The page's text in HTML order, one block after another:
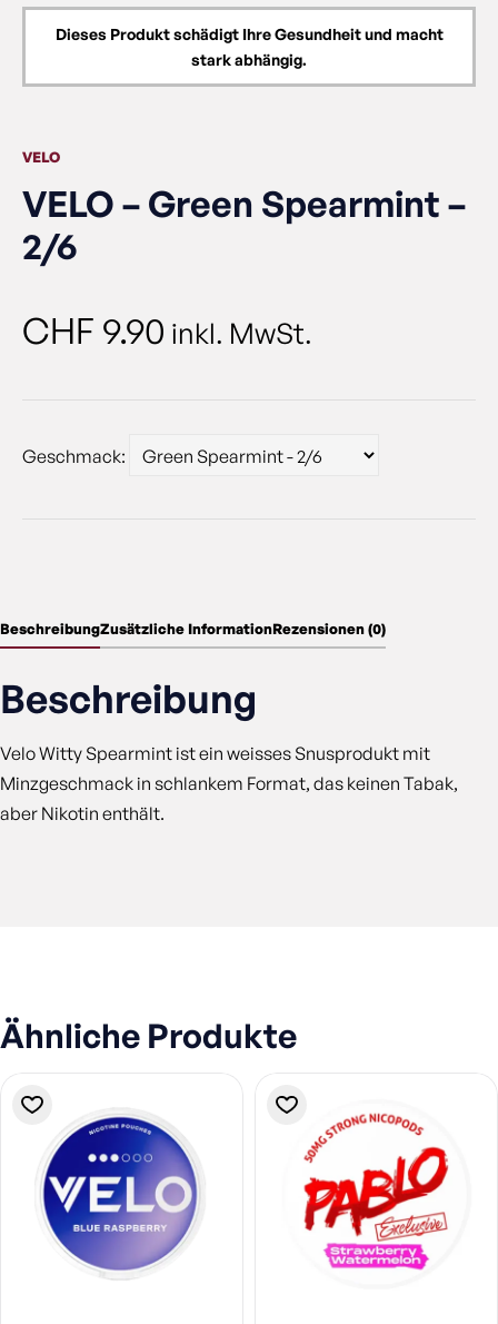
Dieses Produkt schädigt Ihre Gesundheit und macht
stark abhängig.
VELO
VELO – Green Spearmint –
2/6
CHF 9.90 inkl. MwSt.
Geschmack:
BeschreibungZusätzliche InformationRezensionen (0)
Beschreibung
Velo Witty Spearmint ist ein weisses Snusprodukt mit
Minzgeschmack in schlankem Format, das keinen Tabak,
aber Nikotin enthält.
Ähnliche Produkte